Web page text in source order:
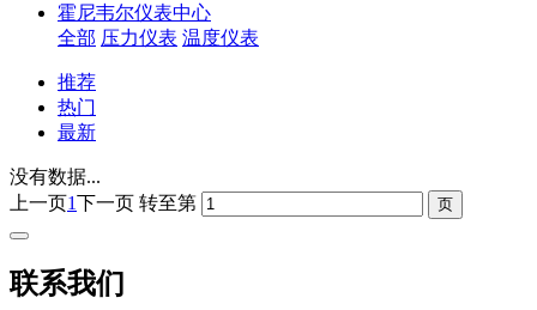
霍尼韦尔仪表中心
全部 压力仪表 温度仪表
推荐
热门
最新
没有数据...
上一页1下一页 转至第
联系我们